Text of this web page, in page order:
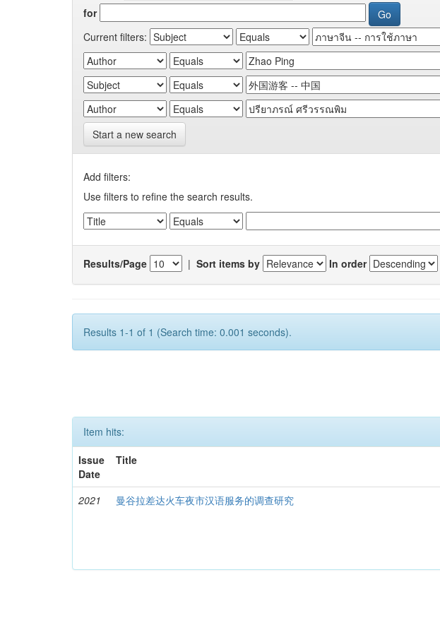
for
Current filters:
Start a new search
Add filters:
Use filters to refine the search results.
Results/Page | Sort items by In order
Results 1-1 of 1 (Search time: 0.001 seconds).
Item hits:
Issue
Date
Title
2021 曼谷拉差达火车夜市汉语服务的调查研究